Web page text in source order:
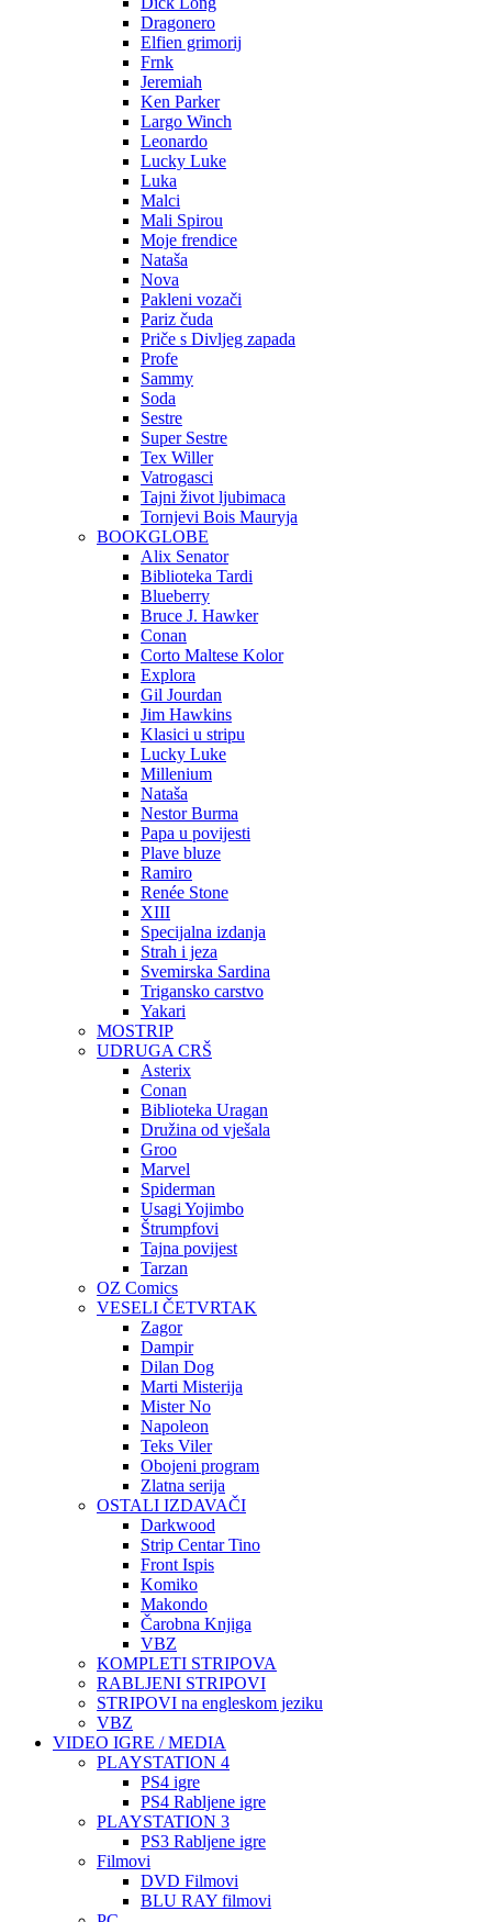
Dragonero
Elfien grimorij
Frnk
Jeremiah
Ken Parker
Largo Winch
Leonardo
Lucky Luke
Luka
Malci
Mali Spirou
Moje frendice
Nataša
Nova
Pakleni vozači
Pariz čuda
Priče s Divljeg zapada
Profe
Sammy
Soda
Sestre
Super Sestre
Tex Willer
Vatrogasci
Tajni život ljubimaca
Tornjevi Bois Mauryja
BOOKGLOBE
Alix Senator
Biblioteka Tardi
Blueberry
Bruce J. Hawker
Conan
Corto Maltese Kolor
Explora
Gil Jourdan
Jim Hawkins
Klasici u stripu
Lucky Luke
Millenium
Nataša
Nestor Burma
Papa u povijesti
Plave bluze
Ramiro
Renée Stone
XIII
Specijalna izdanja
Strah i jeza
Svemirska Sardina
Trigansko carstvo
Yakari
MOSTRIP
UDRUGA CRŠ
Asterix
Conan
Biblioteka Uragan
Družina od vješala
Groo
Marvel
Spiderman
Usagi Yojimbo
Štrumpfovi
Tajna povijest
Tarzan
OZ Comics
VESELI ČETVRTAK
Zagor
Dampir
Dilan Dog
Marti Misterija
Mister No
Napoleon
Teks Viler
Obojeni program
Zlatna serija
OSTALI IZDAVAČI
Darkwood
Strip Centar Tino
Front Ispis
Komiko
Makondo
Čarobna Knjiga
VBZ
KOMPLETI STRIPOVA
RABLJENI STRIPOVI
STRIPOVI na engleskom jeziku
VBZ
VIDEO IGRE / MEDIA
PLAYSTATION 4
PS4 igre
PS4 Rabljene igre
PLAYSTATION 3
PS3 Rabljene igre
Filmovi
DVD Filmovi
BLU RAY filmovi